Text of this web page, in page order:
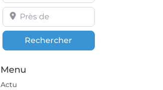
Près de
Rechercher
Menu
Actu